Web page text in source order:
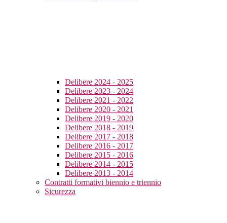
Delibere 2024 - 2025
Delibere 2023 - 2024
Delibere 2021 - 2022
Delibere 2020 - 2021
Delibere 2019 - 2020
Delibere 2018 - 2019
Delibere 2017 - 2018
Delibere 2016 - 2017
Delibere 2015 - 2016
Delibere 2014 - 2015
Delibere 2013 - 2014
Contratti formativi biennio e triennio
Sicurezza